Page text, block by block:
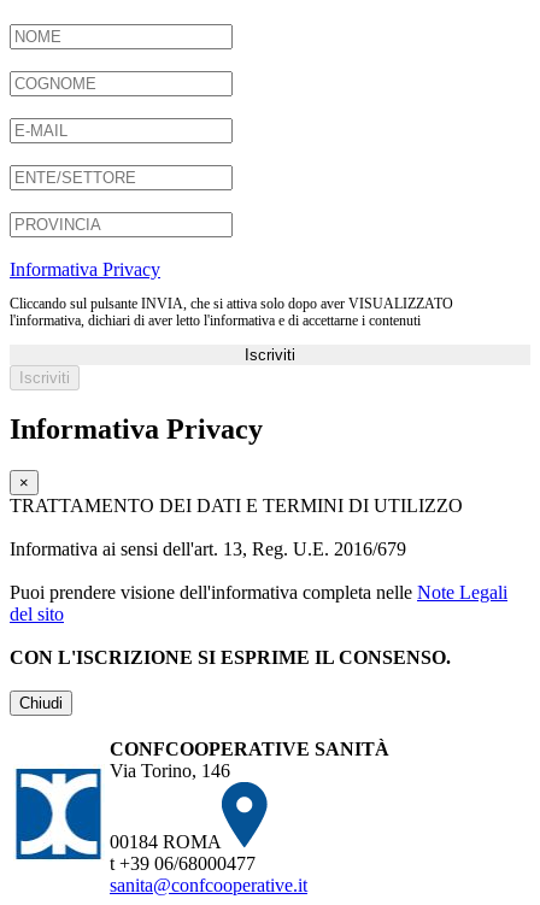
Informativa Privacy
Cliccando sul pulsante INVIA, che si attiva solo dopo aver VISUALIZZATO
l'informativa, dichiari di aver letto l'informativa e di accettarne i contenuti
Iscriviti
Informativa Privacy
×
TRATTAMENTO DEI DATI E TERMINI DI UTILIZZO
Informativa ai sensi dell'art. 13, Reg. U.E. 2016/679
Puoi prendere visione dell'informativa completa nelle Note Legali
del sito
CON L'ISCRIZIONE SI ESPRIME IL CONSENSO.
Chiudi
CONFCOOPERATIVE SANITÀ
Via Torino, 146
00184 ROMA
t +39 06/68000477
sanita@confcooperative.it